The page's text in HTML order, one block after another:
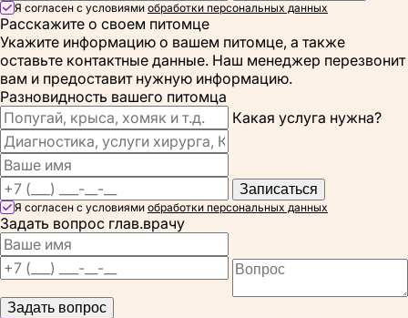
Я согласен с условиями обработки персональных данных
Расскажите о своем питомце
Укажите информацию о вашем питомце, а также
оставьте контактные данные. Наш менеджер перезвонит
вам и предоставит нужную информацию.
Разновидность вашего питомца
Какая услуга нужна?
Записаться
Я согласен с условиями обработки персональных данных
Задать вопрос глав.врачу
Задать вопрос